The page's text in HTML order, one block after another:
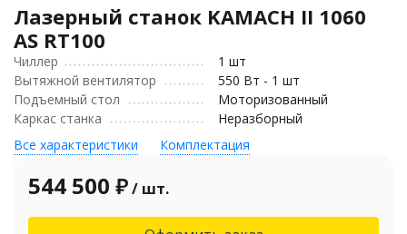
Лазерный станок KAMACH II 1060
AS RT100
Чиллер
1 шт
Вытяжной вентилятор
550 Вт - 1 шт
Подъемный стол
Моторизованный
Каркас станка
Неразборный
Все характеристики
Комплектация
544 500 ₽/ шт.